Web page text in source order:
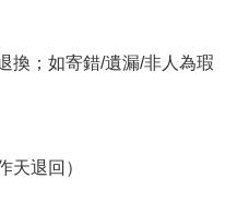
換；如寄錯/遺漏/非人為瑕
天退回）